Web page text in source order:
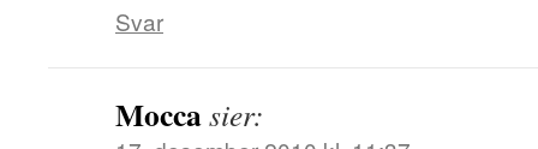
Svar
Moccasier: